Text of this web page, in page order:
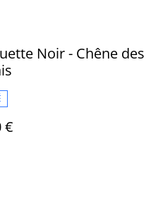
Noir - Chêne des
€